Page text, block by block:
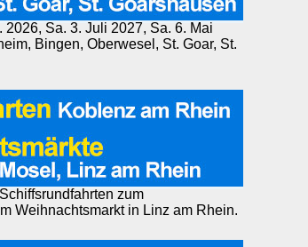
Sa. 3. Juli 2027, Sa. 6. Mai
Bingen, Oberwesel, St. Goar, St.
zum
Weihnachtsmarkt in Linz am Rhein.